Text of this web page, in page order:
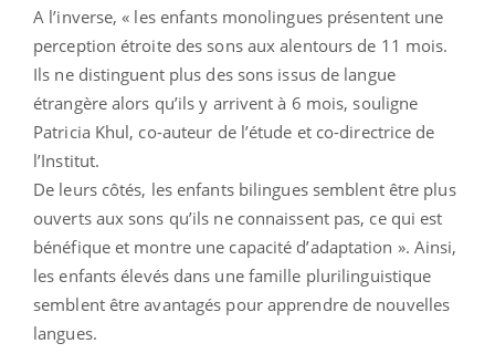
A l’inverse, « les enfants monolingues présentent une
perception étroite des sons aux alentours de 11 mois.
Ils ne distinguent plus des sons issus de langue
étrangère alors qu’ils y arrivent à 6 mois, souligne
Patricia Khul, co-auteur de l’étude et co-directrice de
l’Institut.
De leurs côtés, les enfants bilingues semblent être plus
ouverts aux sons qu’ils ne connaissent pas, ce qui est
bénéfique et montre une capacité d’adaptation ». Ainsi,
les enfants élevés dans une famille plurilinguistique
semblent être avantagés pour apprendre de nouvelles
langues.